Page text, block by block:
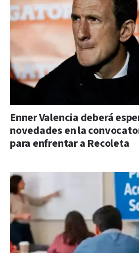
Enner Valencia deberá
novedades en la
para enfrentar a Recoleta